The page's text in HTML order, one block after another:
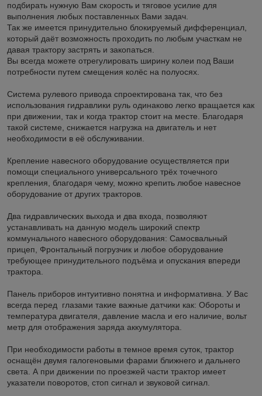
подбирать нужную Вам скорость и тяговое усилие для
выполнения любых поставленных Вами задач.
Так же имеется принудительно блокируемый дифференциал,
который даёт возможность проходить по любым участкам не
давая трактору застрять и закопаться.
Вы всегда можете отрегулировать ширину колеи под Ваши
потребности путем смещения колёс на полуосях.
Система рулевого привода спроектирована так, что без
использования гидравлики руль одинаково легко вращается как
при движении, так и когда трактор стоит на месте. Благодаря
такой системе, снижается нагрузка на двигатель и нет
необходимости в её обслуживании.
Крепление навесного оборудование осуществляется при
помощи специального универсального трёх точечного
крепления, благодаря чему, можно крепить любое навесное
оборудование от других тракторов.
Два гидравлических выхода и два входа, позволяют
устанавливать на данную модель широкий спектр
коммунального навесного оборудования: Самосвальный
прицеп, Фронтальный погрузчик и любое оборудование
требующее принудительного подъёма и опускания впереди
трактора.
Панель приборов интуитивно понятна и информативна. У Вас
всегда перед глазами такие важные датчики как: Обороты и
температура двигателя, давление масла и его наличие, вольт
метр для отображения заряда аккумулятора.
При необходимости работы в темное время суток, трактор
оснащён двумя галогеновыми фарами ближнего и дальнего
света. А при движении по проезжей части трактор имеет
указатели поворотов, стоп сигнал и звуковой сигнал.